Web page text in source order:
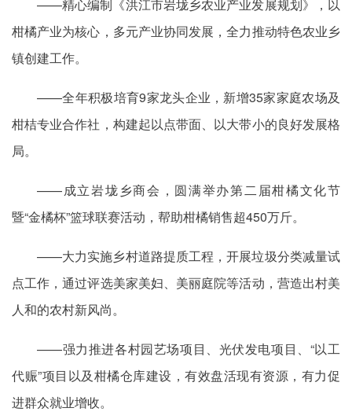
——精心编制《洪江市岩垅乡农业产业发展规划》，以
柑橘产业为核心，多元产业协同发展，全力推动特色农业乡
镇创建工作。
——全年积极培育9家龙头企业，新增35家家庭农场及
柑桔专业合作社，构建起以点带面、以大带小的良好发展格
局。
——成立岩垅乡商会，圆满举办第二届柑橘文化节
暨“金橘杯”篮球联赛活动，帮助柑橘销售超450万斤。
——大力实施乡村道路提质工程，开展垃圾分类减量试
点工作，通过评选美家美妇、美丽庭院等活动，营造出村美
人和的农村新风尚。
——强力推进各村园艺场项目、光伏发电项目、“以工
代赈”项目以及柑橘仓库建设，有效盘活现有资源，有力促
进群众就业增收。